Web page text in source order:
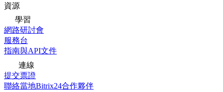
資源
學習
網路研討會
服務台
指南與API文件
連線
提交票證
聯絡當地Bitrix24合作夥伴